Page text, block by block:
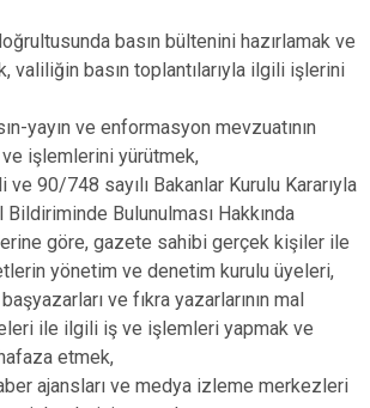
basın bültenini hazırlamak ve
valiliğin basın toplantılarıyla ilgili işlerini
yayın ve enformasyon mevzuatının
işlemlerini yürütmek,
90/748 sayılı Bakanlar Kurulu Kararıyla
Bulunulması Hakkında
göre, gazete sahibi gerçek kişiler ile
yönetim ve denetim kurulu üyeleri,
ve fıkra yazarlarının mal
ile ilgili iş ve işlemleri yapmak ve
etmek,
ajansları ve medya izleme merkezleri